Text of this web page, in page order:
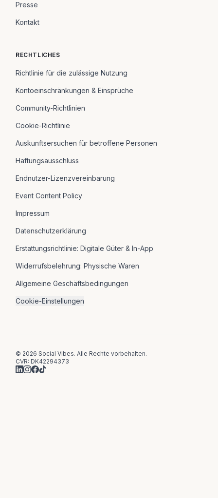
Presse
Kontakt
RECHTLICHES
Richtlinie für die zulässige Nutzung
Kontoeinschränkungen & Einsprüche
Community-Richtlinien
Cookie-Richtlinie
Auskunftsersuchen für betroffene Personen
Haftungsausschluss
Endnutzer-Lizenzvereinbarung
Event Content Policy
Impressum
Datenschutzerklärung
Erstattungsrichtlinie: Digitale Güter & In-App
Widerrufsbelehrung: Physische Waren
Allgemeine Geschäftsbedingungen
Cookie-Einstellungen
© 2026 Social Vibes. Alle Rechte vorbehalten.
CVR: DK42294373